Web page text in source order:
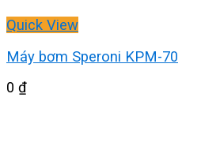
Quick View
Máy bơm Speroni KPM-70
0 ₫